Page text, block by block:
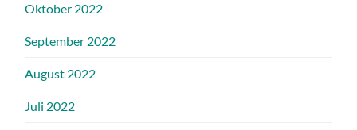
Oktober 2022
September 2022
August 2022
Juli 2022